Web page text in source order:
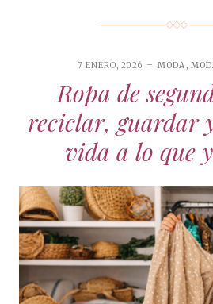
7 ENERO, 2026 MODA ,
Ropa de
reciclar, guardar
vida a lo que